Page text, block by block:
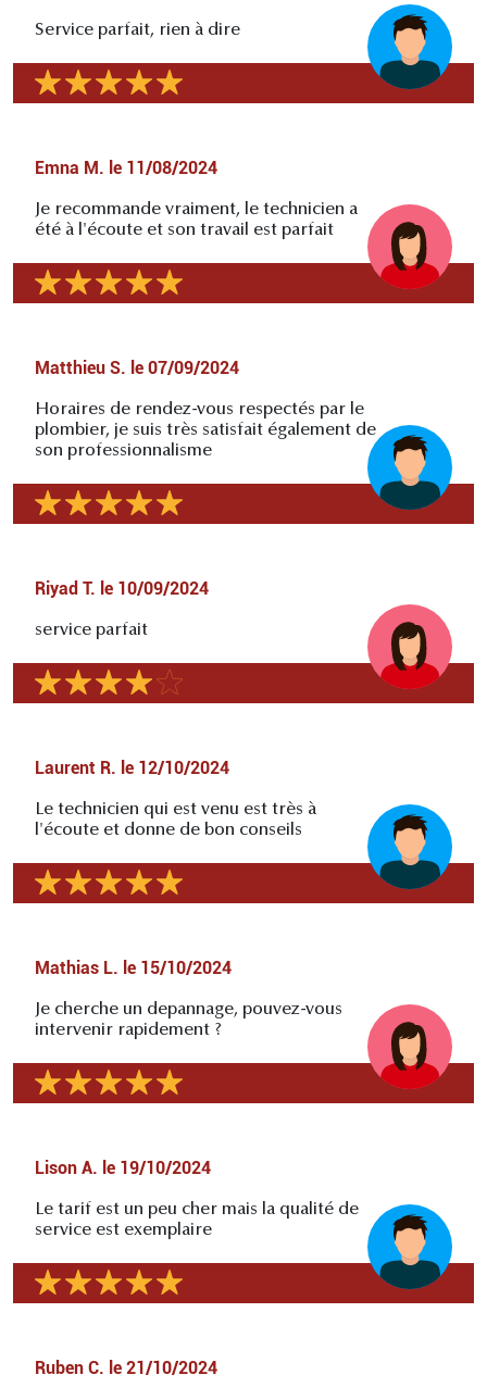
Service parfait, rien à dire
Emna M. le 11/08/2024
Je recommande vraiment, le technicien a
été à l'écoute et son travail est parfait
Matthieu S. le 07/09/2024
Horaires de rendez-vous respectés par le
plombier, je suis très satisfait également de
son professionnalisme
Riyad T. le 10/09/2024
service parfait
Laurent R. le 12/10/2024
Le technicien qui est venu est très à
l'écoute et donne de bon conseils
Mathias L. le 15/10/2024
Je cherche un depannage, pouvez-vous
intervenir rapidement ?
Lison A. le 19/10/2024
Le tarif est un peu cher mais la qualité de
service est exemplaire
Ruben C. le 21/10/2024